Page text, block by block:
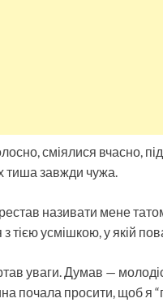
сміялися вчасно,
тиша завжди чужа.
називати мене
з тією усмішкою, у якій
уваги. Думав —
почала просити, щоб я